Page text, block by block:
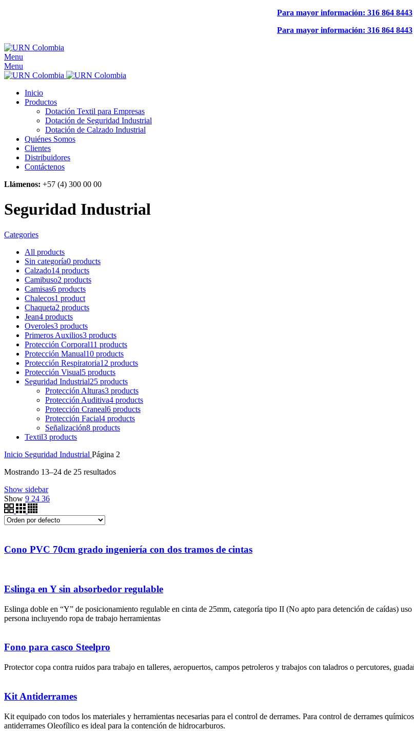
Para mayor información: 316 864 8443
Para mayor información: 316 864 8443
Menu
Menu
Inicio
Productos
Dotación Textil para Empresas
Dotación de Seguridad Industrial
Dotación de Calzado Industrial
Quiénes Somos
Clientes
Distribuidores
Contáctenos
Llámenos: +57 (4) 300 00 00
Seguridad Industrial
Categories
All products
Sin categoría0 products
Calzado14 products
Camibuso2 products
Camisas6 products
Chalecos1 product
Chaqueta2 products
Jean4 products
Overoles3 products
Primeros Auxilios3 products
Protección Corporal11 products
Protección Manual10 products
Protección Respiratoria12 products
Protección Visual5 products
Seguridad Industrial25 products
Protección Alturas3 products
Protección Auditiva4 products
Protección Craneal6 products
Protección Facial4 products
Señalización8 products
Textil3 products
Inicio Seguridad Industrial Página 2
Mostrando 13–24 de 25 resultados
Show sidebar
Show 9 24 36
Cono PVC 70cm grado ingeniería con dos tramos de cintas
Eslinga en Y sin absorbedor regulable
Eslinga doble en “Y” de posicionamiento regulable en cinta de 25mm, categoría tipo II (No apto para detención de caídas)
persona incluyendo ropa de trabajo herramientas
Fono para casco Steelpro
Protector copa contra ruidos para trabajo en talleres, aeropuertos, campos petroleros y trabajos con taladros o percutores,
Kit Antiderrames
Kit equipado con todos los materiales y herramientas necesarias para el control de derrames. Para control de derrames
antiderrames Oleofílico es ideal para la contención de hidrocarburos.